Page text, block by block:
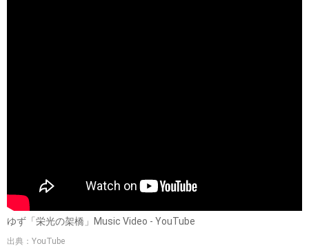
ゆず「栄光の架橋」Music Video - YouTube
出典：YouTube